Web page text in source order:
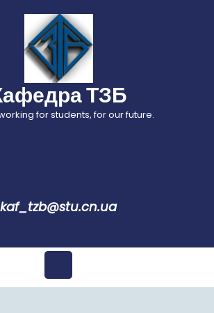
ТЗБ
for students, for our future.
kaf_tzb@stu.cn.ua
Відкрити